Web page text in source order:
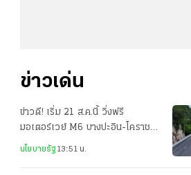
ข่าวเด่น
ข่าวดี! เริ่ม 21 ส.ค.นี้ วิ่งฟรี
มอเตอร์เวย์ M6 บางปะอิน-โคราช
ทุกศุกร์-อาทิตย์ ถึงสิ้นปี 69
นโยบายรัฐ13:51 น.